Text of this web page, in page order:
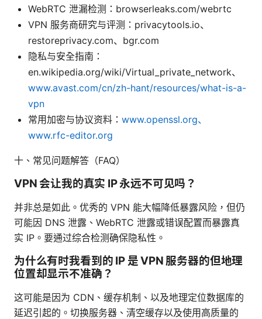
WebRTC 泄漏检测：browserleaks.com/webrtc
VPN 服务商研究与评测：privacytools.io、
restoreprivacy.com、bgr.com
隐私与安全指南：
en.wikipedia.org/wiki/Virtual_private_network、
www.avast.com/cn/zh-hant/resources/what-is-a-
vpn
常用加密与协议资料： www.openssl.org、
www.rfc-editor.org
十、常见问题解答（FAQ）
VPN 会让我的真实 IP 永远不可见吗？
并非总是如此。优秀的 VPN 能大幅降低暴露风险，但仍
可能因 DNS 泄露、WebRTC 泄露或错误配置而暴露真
实 IP。要通过综合检测确保隐私性。
为什么有时我看到的 IP 是 VPN 服务器的但地理
位置却显示不准确？
这可能是因为 CDN、缓存机制、以及地理定位数据库的
延迟引起的。切换服务器、清空缓存以及使用高质量的